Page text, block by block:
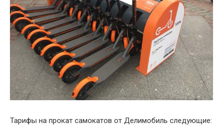
Тарифы на прокат самокатов от Делимобиль следующие: